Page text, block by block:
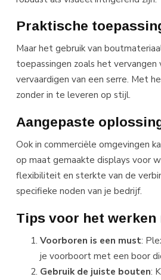
Praktische
Maar het gebruik van
toepassingen zoals het
vervaardigen van een serre. Met
zonder in te leveren op stijl.
Aangepaste
Ook in commerciële omgevingen
op maat gemaakte displays voor
flexibiliteit en sterkte van de
specifieke noden van je bedrijf.
Tips voor het
Voorboren is een must:
je voorboort met een boor
Gebruik de juiste bouten: